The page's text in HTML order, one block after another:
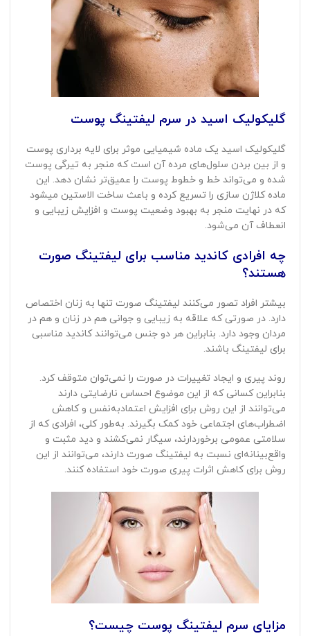
گلیکولیک اسید در سرم لیفتینگ پوست
گلیکولیک اسید یک ماده شیمیایی موثر برای لایه برداری پوست
و از بین بردن سلول‌های مرده آن است که منجر به تیرگی پوست
شده و می‌تواند خط و خطوط پوست را عمیق‌تر نشان دهد. این
ماده کلاژن سازی را تسریع کرده و باعث ساخت الاستین می‎شود
که در نهایت منجر به بهبود وضعیت پوست و افزایش زیبایی و
انعطاف آن می‌شود.
چه افرادی کاندید مناسب برای لیفتینگ صورت
هستند؟
بیشتر افراد تصور می‌کنند لیفتینگ صورت تنها به زنان اختصاص
دارد. در صورتی که علاقه به زیبایی و جوانی هم در زنان و هم در
مردان وجود دارد. بنابراین هر دو جنس می‌توانند کاندید مناسبی
برای لیفتینگ باشند.
روند پیری و ایجاد تغییرات در صورت را نمی‌توان متوقف کرد.
بنابراین کسانی که از این موضوع احساس نارضایتی دارند
می‌توانند از این روش برای افزایش اعتمادبه‌نفس و کاهش
اضطراب‌های اجتماعی خود کمک بگیرند. به‌طور کلی، افرادی که از
سلامتی عمومی برخوردارند، سیگار نمی‌کشند و دید مثبت و
واقع‌بینانه‌ای نسبت به لیفتینگ صورت دارند، می‌توانند از این
روش برای کاهش اثرات پیری صورت خود استفاده کنند.
مزایای سرم لیفتینگ پوست چیست؟